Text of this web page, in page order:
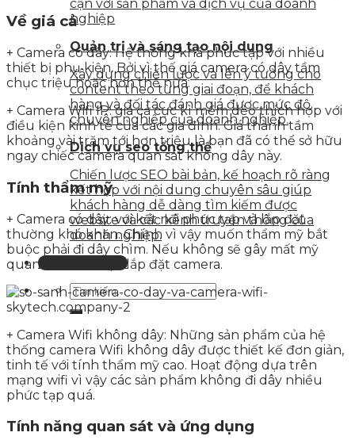
cận với sản phẩm và dịch vụ của doanh
nghiệp
Quản trị và sáng tạo nội dung
Xây dựng chiến lược và lên ý tưởng cho
content theo từng giai đoạn, để khách
hàng và đối tác đánh giá được mức độ
chuyên nghiệp của doanh nghiệp.
Dịch vụ seo tổng thể
Chiến lược SEO bài bản, kế hoạch rõ ràng
kết hợp với nội dung chuyên sâu giúp
khách hàng dễ dàng tìm kiếm được
website và các kênh truyền thông của
doanh nghiệp.
Liên hệ tư vấn
Về giá cả
+ Camera có dây: Hệ thống khá phức tạp với nhiều
thiết bị phụ kiện. Bởi vì thế giá camera có dây tầm
chục triệu hoặc hơn thế nữa.
+ Camera Wifi IP: giá cả cực kì mềm dẻo thích hợp với
điều kiện kinh tế của các gia đình. Giá thành tầm
khoảng vài trăm tới hơn triệu là bạn đã có thể sở hữu
ngay chiếc camera quan sát không dây này.
Tính thẩm mỹ
+ Camera có dây: với kết nối phức tạp và lắp đặt
thường khó khăn. Chính vì vậy muốn thẩm mỹ bắt
buộc phải đi dây chìm. Nếu không sẽ gây mất mỹ
quan cho khu vực lắp đặt camera.
+ Camera Wifi không dây: Những sản phẩm của hệ
thống camera Wifi không dây được thiết kế đơn giản,
tinh tế với tính thẩm mỹ cao. Hoạt động dựa trên
mạng wifi vì vậy các sản phẩm không đi dây nhiều
phức tạp quá.
Tính năng quan sát và ứng dụng